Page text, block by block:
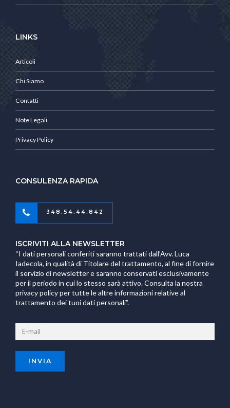
LINKS
Articoli
Chi Siamo
Contatti
Note Legali
Privacy Policy
CONSULENZA RAPIDA
348.54.44.842
ISCRIVITI ALLA NEWSLETTER
“I dati personali conferiti saranno trattati dall’Avv. Luca
Iadecola, in qualità di Titolare del trattamento, al fine di fornire
il servizio di newsletter e saranno conservati esclusivamente
per il periodo in cui lo stesso sarà attivo. Consulta la nostra
privacy policy per tutte le altre informazioni relative al
trattamento dei tuoi dati personali”.